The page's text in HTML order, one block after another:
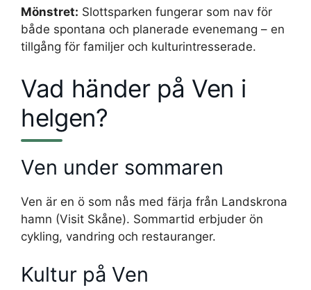
Mönstret: Slottsparken fungerar som nav för
både spontana och planerade evenemang – en
tillgång för familjer och kulturintresserade.
Vad händer på Ven i
helgen?
Ven under sommaren
Ven är en ö som nås med färja från Landskrona
hamn (Visit Skåne). Sommartid erbjuder ön
cykling, vandring och restauranger.
Kultur på Ven